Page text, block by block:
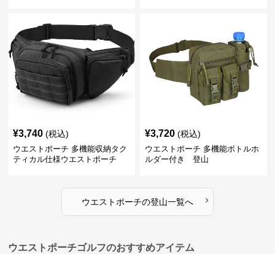
¥3,740 (税込)
ウエストポーチ 多機能収納タク
ティカル仕様ウエストポーチ
¥3,720 (税込)
ウエストポーチ 多機能ボトルホ
ルダー付き 登山
ウエストポーチの登山一覧へ ›
ウエストポーチゴルフのおすすめアイテム